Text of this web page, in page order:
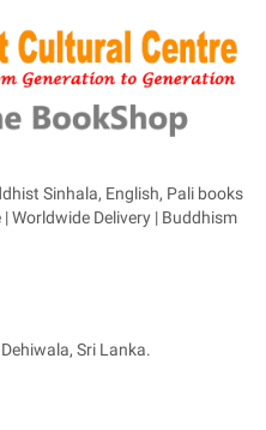
Sinhala, English, Pali books
Worldwide Delivery | Buddhism
Sri Lanka.